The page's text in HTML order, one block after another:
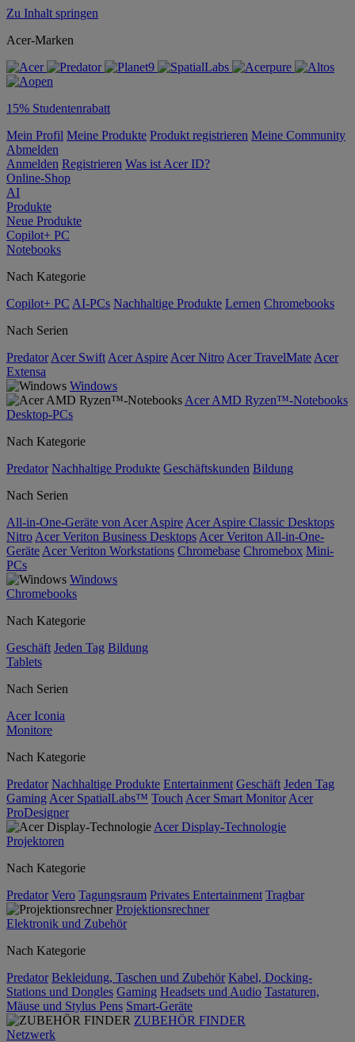
Zu Inhalt springen
Acer-Marken
15% Studentenrabatt
Mein Profil Meine Produkte Produkt registrieren Meine Community
Abmelden
Anmelden Registrieren Was ist Acer ID?
Online-Shop
AI
Produkte
Neue Produkte
Copilot+ PC
Notebooks
Nach Kategorie
Copilot+ PC AI-PCs Nachhaltige Produkte Lernen Chromebooks
Nach Serien
Predator Acer Swift Acer Aspire Acer Nitro Acer TravelMate Acer
Extensa
Windows
Acer AMD Ryzen™-Notebooks
Desktop-PCs
Nach Kategorie
Predator Nachhaltige Produkte Geschäftskunden Bildung
Nach Serien
All-in-One-Geräte von Acer Aspire Acer Aspire Classic Desktops
Nitro Acer Veriton Business Desktops Acer Veriton All-in-One-
Geräte Acer Veriton Workstations Chromebase Chromebox Mini-
PCs
Windows
Chromebooks
Nach Kategorie
Geschäft Jeden Tag Bildung
Tablets
Nach Serien
Acer Iconia
Monitore
Nach Kategorie
Predator Nachhaltige Produkte Entertainment Geschäft Jeden Tag
Gaming Acer SpatialLabs™ Touch Acer Smart Monitor Acer
ProDesigner
Acer Display-Technologie
Projektoren
Nach Kategorie
Predator Vero Tagungsraum Privates Entertainment Tragbar
Projektionsrechner
Elektronik und Zubehör
Nach Kategorie
Predator Bekleidung, Taschen und Zubehör Kabel, Docking-
Stations und Dongles Gaming Headsets und Audio Tastaturen,
Mäuse und Stylus Pens Smart-Geräte
ZUBEHÖR FINDER
Netzwerk